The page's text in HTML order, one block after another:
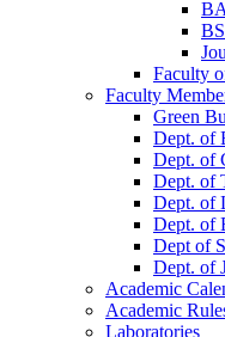
Faculty
Faculty
Green
Dept. of
Dept. of
Dept. of
Dept. of
Dept. of
Dept of
Dept. of
Academic
Academic
Laboratories